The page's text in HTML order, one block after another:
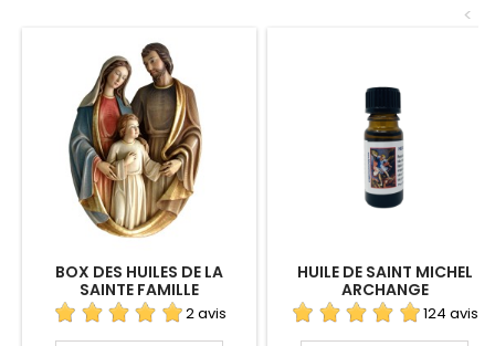
<
BOX DES HUILES DE LA
SAINTE FAMILLE
2 avis
HUILE DE SAINT MICHEL
ARCHANGE
124 avis